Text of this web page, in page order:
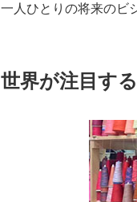
一人ひとりの将来のビ
世界が注目す